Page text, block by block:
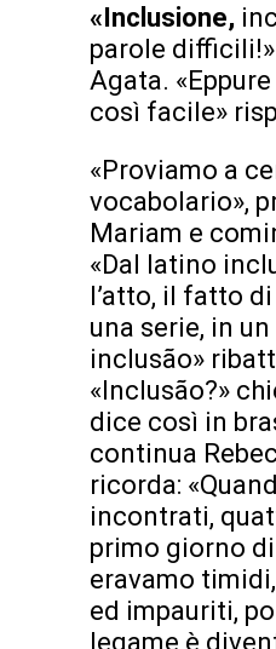
«Inclusione,
parole
Agata.
così facile»
«Proviamo a
vocabolario»,
Mariam e
«Dal latino
l’atto, il fatto
una serie, in
inclusão»
«Inclusão?»
dice così in
continua
ricorda:
incontrati,
primo giorno
eravamo
ed impauriti,
legame è